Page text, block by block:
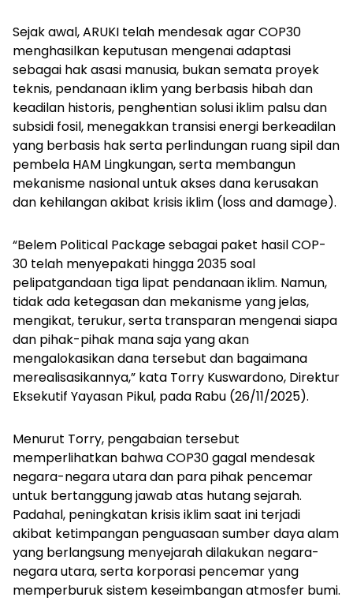
Sejak awal, ARUKI telah mendesak agar COP30
menghasilkan keputusan mengenai adaptasi
sebagai hak asasi manusia, bukan semata proyek
teknis, pendanaan iklim yang berbasis hibah dan
keadilan historis, penghentian solusi iklim palsu dan
subsidi fosil, menegakkan transisi energi berkeadilan
yang berbasis hak serta perlindungan ruang sipil dan
pembela HAM Lingkungan, serta membangun
mekanisme nasional untuk akses dana kerusakan
dan kehilangan akibat krisis iklim (loss and damage).
“Belem Political Packagesebagai paket hasil COP-
30 telah menyepakati hingga 2035 soal
pelipatgandaan tiga lipat pendanaan iklim. Namun,
tidak ada ketegasan dan mekanisme yang jelas,
mengikat, terukur, serta transparan mengenai siapa
dan pihak-pihak mana saja yang akan
mengalokasikan dana tersebut dan bagaimana
merealisasikannya,” kata Torry Kuswardono, Direktur
Eksekutif Yayasan Pikul, pada Rabu (26/11/2025).
Menurut Torry, pengabaian tersebut
memperlihatkan bahwa COP30 gagal mendesak
negara-negara utara dan para pihak pencemar
untuk bertanggung jawab atas hutang sejarah.
Padahal, peningkatan krisis iklim saat ini terjadi
akibat ketimpangan penguasaan sumber daya alam
yang berlangsung menyejarah dilakukan negara-
negara utara, serta korporasi pencemar yang
memperburuk sistem keseimbangan atmosfer bumi.